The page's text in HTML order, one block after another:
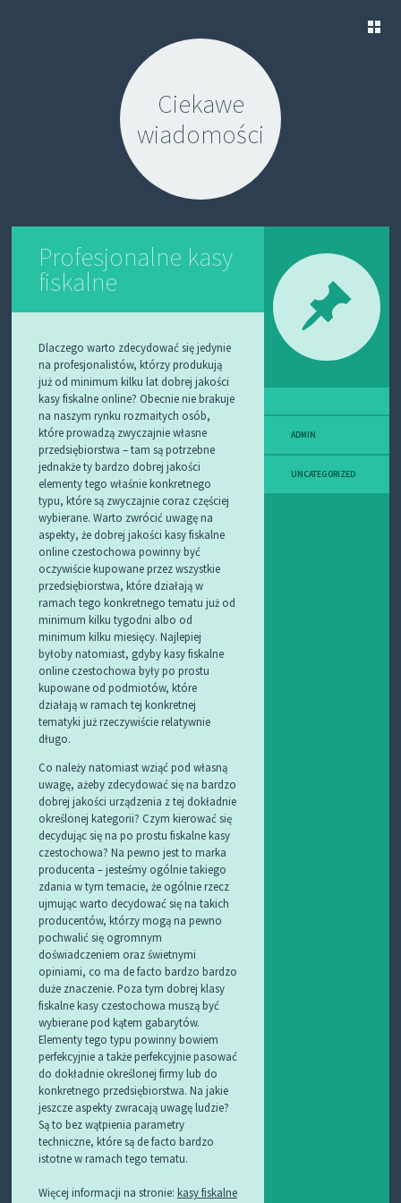
Ciekawe
wiadomości
Profesjonalne kasy
fiskalne
Dlaczego warto zdecydować się jedynie
na profesjonalistów, którzy produkują
już od minimum kilku lat dobrej jakości
kasy fiskalne online? Obecnie nie brakuje
na naszym rynku rozmaitych osób,
które prowadzą zwyczajnie własne
przedsiębiorstwa – tam są potrzebne
jednakże ty bardzo dobrej jakości
elementy tego właśnie konkretnego
typu, które są zwyczajnie coraz częściej
wybierane. Warto zwrócić uwagę na
aspekty, że dobrej jakości kasy fiskalne
online czestochowa powinny być
oczywiście kupowane przez wszystkie
przedsiębiorstwa, które działają w
ramach tego konkretnego tematu już od
minimum kilku tygodni albo od
minimum kilku miesięcy. Najlepiej
byłoby natomiast, gdyby kasy fiskalne
online czestochowa były po prostu
kupowane od podmiotów, które
działają w ramach tej konkretnej
tematyki już rzeczywiście relatywnie
długo.
Co należy natomiast wziąć pod własną
uwagę, ażeby zdecydować się na bardzo
dobrej jakości urządzenia z tej dokładnie
określonej kategorii? Czym kierować się
decydując się na po prostu fiskalne kasy
czestochowa? Na pewno jest to marka
producenta – jesteśmy ogólnie takiego
zdania w tym temacie, że ogólnie rzecz
ujmując warto decydować się na takich
producentów, którzy mogą na pewno
pochwalić się ogromnym
doświadczeniem oraz świetnymi
opiniami, co ma de facto bardzo bardzo
duże znaczenie. Poza tym dobrej klasy
fiskalne kasy czestochowa muszą być
wybierane pod kątem gabarytów.
Elementy tego typu powinny bowiem
perfekcyjnie a także perfekcyjnie pasować
do dokładnie określonej firmy lub do
konkretnego przedsiębiorstwa. Na jakie
jeszcze aspekty zwracają uwagę ludzie?
Są to bez wątpienia parametry
techniczne, które są de facto bardzo
istotne w ramach tego tematu.
Więcej informacji na stronie: kasy fiskalne
ADMIN
UNCATEGORIZED